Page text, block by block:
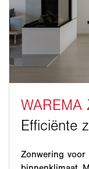
Zonwering voor